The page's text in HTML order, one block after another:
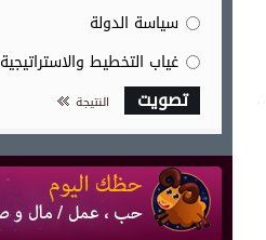
سياسة الدولة
غياب التخطيط والاستراتيجية
تصويت النتيجة